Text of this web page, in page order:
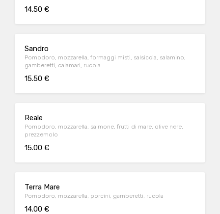
14.50 €
Sandro
Pomodoro, mozzarella, formaggi misti, salsiccia, salamino,
gamberetti, calamari, rucola
15.50 €
Reale
Pomodoro, mozzarella, salmone, frutti di mare, olive nere,
prezzemolo
15.00 €
Terra Mare
Pomodoro, mozzarella, porcini, gamberetti, rucola
14.00 €